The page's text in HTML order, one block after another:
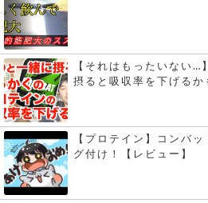
【それはもったいない…
摂ると吸収率を下げるか
【プロテイン】コンバ
グ付け！【レビュー】